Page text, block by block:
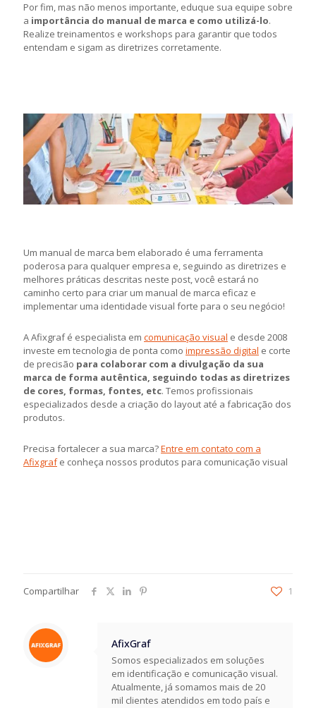
Por fim, mas não menos importante, eduque sua equipe sobre
a importância do manual de marca e como utilizá-lo.
Realize treinamentos e workshops para garantir que todos
entendam e sigam as diretrizes corretamente.
Um manual de marca bem elaborado é uma ferramenta
poderosa para qualquer empresa e, seguindo as diretrizes e
melhores práticas descritas neste post, você estará no
caminho certo para criar um manual de marca eficaz e
implementar uma identidade visual forte para o seu negócio!
A Afixgraf é especialista em comunicação visual e desde 2008
investe em tecnologia de ponta como impressão digital e corte
de precisão para colaborar com a divulgação da sua
marca de forma autêntica, seguindo todas as diretrizes
de cores, formas, fontes, etc. Temos profissionais
especializados desde a criação do layout até a fabricação dos
produtos.
Precisa fortalecer a sua marca?Entre em contato com a
Afixgrafe conheça nossos produtos para comunicação visual
Compartilhar 1
AfixGraf
Somos especializados em soluções
em identificação e comunicação visual.
Atualmente, já somamos mais de 20
mil clientes atendidos em todo país e